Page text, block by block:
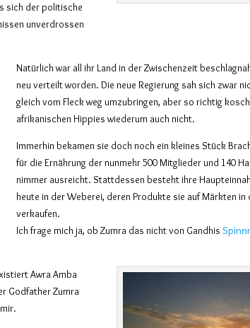
sich der politische
unverdrossen
Natürlich war all ihr Land in der Zwischenzeit
neu verteilt worden. Die neue Regierung sah sich zwar
gleich vom Fleck weg umzubringen, aber so richtig
afrikanischen Hippies wiederum auch nicht.
Immerhin bekamen sie doch noch ein kleines Stück
für die Ernährung der nunmehr 500 Mitglieder und 140
nimmer ausreicht. Stattdessen besteht ihre
heute in der Weberei, deren Produkte sie auf Märkten in
verkaufen.
Ich frage mich ja, ob Zumra das nicht von Gandhis
Awra Amba
Godfather Zumra